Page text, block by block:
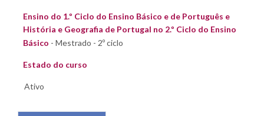
Ensino do 1.º Ciclo do Ensino Básico e de Português e
História e Geografia de Portugal no 2.º Ciclo do Ensino
Básico - Mestrado - 2º ciclo
Estado do curso